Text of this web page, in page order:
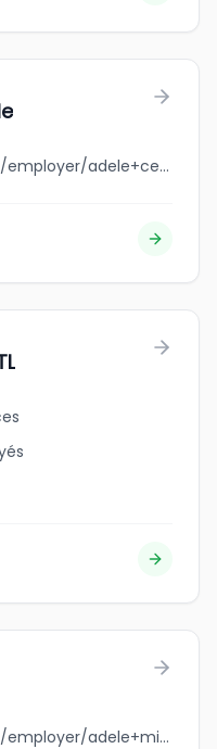
jobbank.gc.ca/browsejobs/employer/adele+centre-ville/ca
jobbank.gc.ca/browsejobs/employer/adele+mirabelpb/ca